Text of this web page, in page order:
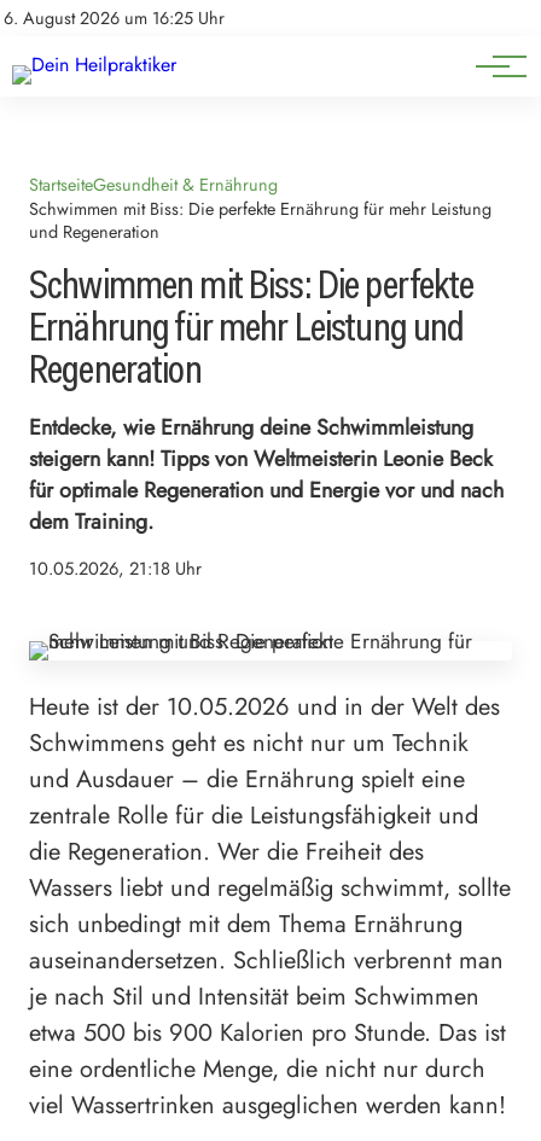
6. August 2026 um 16:25 Uhr
Impressum
Natürliche Medizin
Heilpflanzen & Kräuterkunde
StartseiteGesundheit & Ernährung
Schwimmen mit Biss: Die perfekte Ernährung für mehr Leistung
und Regeneration
Schwimmen mit Biss: Die perfekte
Ernährung für mehr Leistung und
Regeneration
Entdecke, wie Ernährung deine Schwimmleistung
steigern kann! Tipps von Weltmeisterin Leonie Beck
für optimale Regeneration und Energie vor und nach
dem Training.
10.05.2026, 21:18 Uhr
Heute ist der 10.05.2026 und in der Welt des
Schwimmens geht es nicht nur um Technik
und Ausdauer – die Ernährung spielt eine
zentrale Rolle für die Leistungsfähigkeit und
die Regeneration. Wer die Freiheit des
Wassers liebt und regelmäßig schwimmt, sollte
sich unbedingt mit dem Thema Ernährung
auseinandersetzen. Schließlich verbrennt man
je nach Stil und Intensität beim Schwimmen
etwa 500 bis 900 Kalorien pro Stunde. Das ist
eine ordentliche Menge, die nicht nur durch
viel Wassertrinken ausgeglichen werden kann!